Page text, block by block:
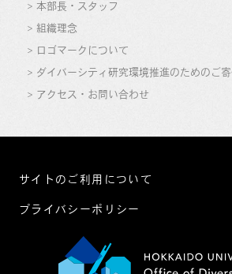
本部長・スタッフ
組織理念
ロゴマークについて
ダイバーシティ研究環境推進のためのご
アクセス・お問い合わせ
サイトのご利用について
プライバシーポリシー